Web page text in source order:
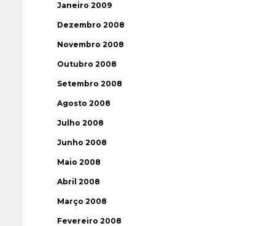
Janeiro 2009
Dezembro 2008
Novembro 2008
Outubro 2008
Setembro 2008
Agosto 2008
Julho 2008
Junho 2008
Maio 2008
Abril 2008
Março 2008
Fevereiro 2008